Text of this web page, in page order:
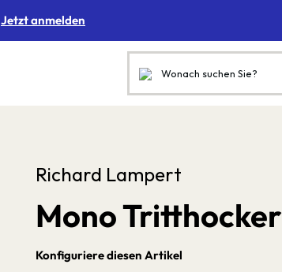
Jetzt anmelden
Richard Lampert
Mono Tritthocker
Konfiguriere diesen Artikel